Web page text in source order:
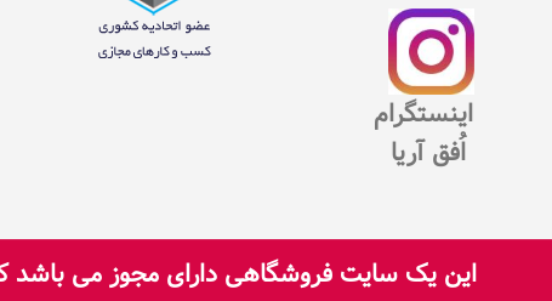
این یک سایت فروشگاهی دارای مجوز می باشد
اینستگرام
اُفق آریا
تمامی حقوق برای سایت اُفق آریا محفوظ است.